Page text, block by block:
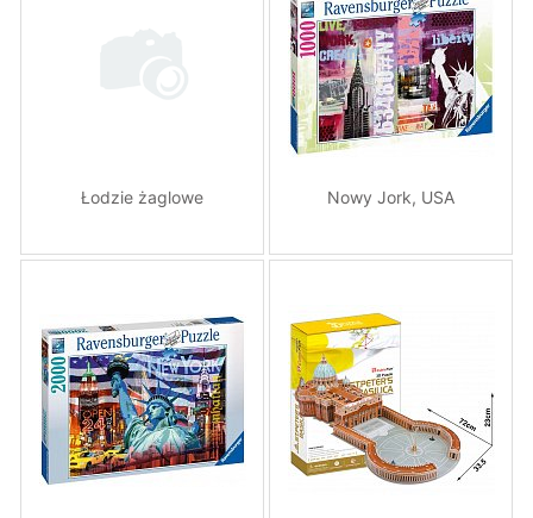
Łodzie żaglowe Nowy Jork, USA